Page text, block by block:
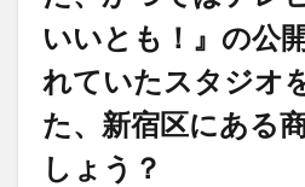
いいとも！』の公
れていたスタジオ
た、新宿区にある
しょう？